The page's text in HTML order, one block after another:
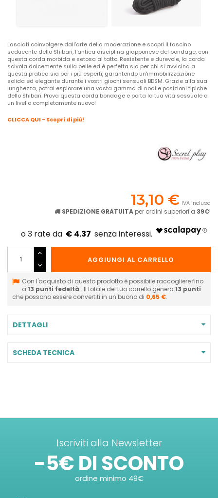
Lasciati coinvolgere dall'arte della moderazione e scopri il fascino
seducente dello Shibari, l'antica disciplina giapponese del bondage, con
questa corda morbida e setosa al tatto. Resistente e durevole, la corda
scivola dolcemente sulla pelle ed è perfetta sia per chi si avvicina a
questa pratica sia per i più esperti, garantendo un'immobilizzazione
solida ed elegante durante i vostri giochi sensuali BDSM. Grazie alla sua
lunghezza, potrai esplorare una vasta gamma di nodi e posizioni tipiche
dello Shibari. Prova questa corda bondage e porta la tua vita sessuale a
un livello completamente nuovo!
CLICCA QUI - Scopri di più!
13,10 € IVA inclusa
SPEDIZIONE GRATUITA per ordini superiori a 39€!
€ 4.37
AGGIUNGI AL CARRELLO
Con l'acquisto di questo prodotto è possibile raccogliere fino
a 13 punti fedeltà . Il totale del tuo carrello genera 13 punti
che possono essere convertiti in un buono di 0,65 €.
DETTAGLI
SCHEDA TECNICA
Iscriviti alla Newsletter
-5€ DI SCONTO
ordine minimo 49€